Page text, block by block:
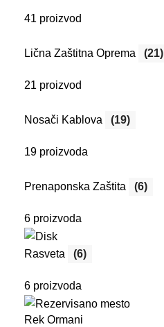
41 proizvod
Lična Zaštitna Oprema (21)
21 proizvod
Nosači Kablova (19)
19 proizvoda
Prenaponska Zaštita (6)
6 proizvoda
Rasveta (6)
6 proizvoda
Rek Ormani